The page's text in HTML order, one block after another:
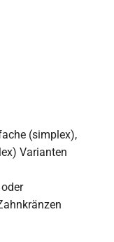
(simplex),
Varianten